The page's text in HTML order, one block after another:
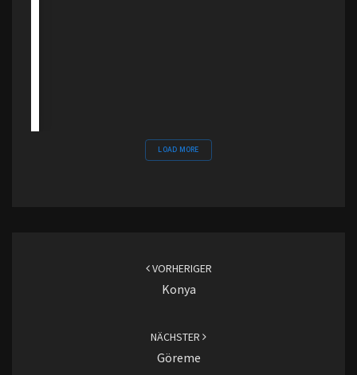
VORHERIGER
Konya
NÄCHSTER
Göreme